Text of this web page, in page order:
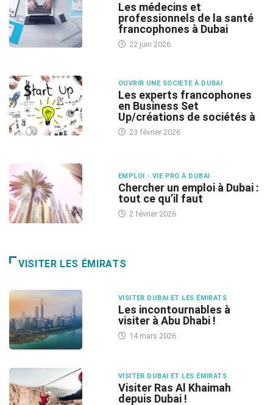
Les médecins et
professionnels de la santé
francophones à Dubai
22 juin 2026
OUVRIR UNE SOCIETE À DUBAI
Les experts francophones
en Business Set
Up/créations de sociétés à
23 février 2026
EMPLOI - VIE PRO À DUBAI
Chercher un emploi à Dubai :
tout ce qu’il faut
2 février 2026
VISITER LES ÉMIRATS
VISITER DUBAI ET LES ÉMIRATS
Les incontournables à
visiter à Abu Dhabi !
14 mars 2026
VISITER DUBAI ET LES ÉMIRATS
Visiter Ras Al Khaimah
depuis Dubai !